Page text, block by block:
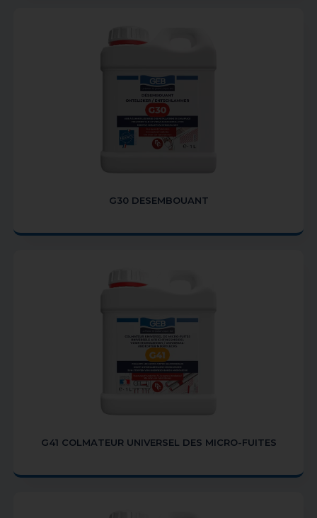
G30 DESEMBOUANT
G41 COLMATEUR UNIVERSEL DES MICRO-FUITES